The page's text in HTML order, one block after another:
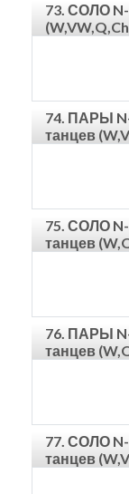
73. СОЛО N-
74. ПАРЫ
танцев
75. СОЛО
танцев
76. ПАРЫ
танцев
77. СОЛО
танцев